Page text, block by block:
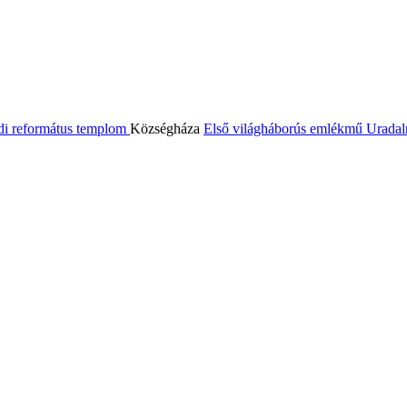
református templom Községháza Első világháborús emlékmű